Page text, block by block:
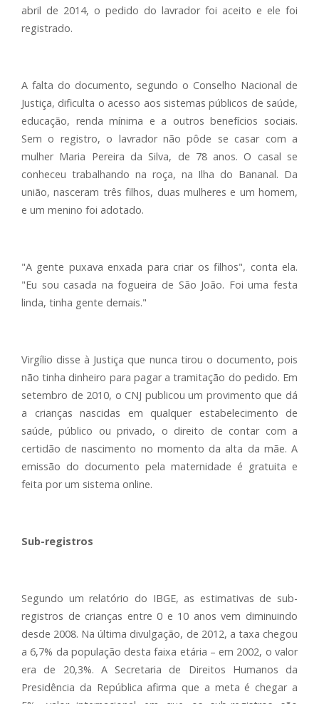
abril de 2014, o pedido do lavrador foi aceito e ele foi
registrado.
A falta do documento, segundo o Conselho Nacional de
Justiça, dificulta o acesso aos sistemas públicos de saúde,
educação, renda mínima e a outros benefícios sociais.
Sem o registro, o lavrador não pôde se casar com a
mulher Maria Pereira da Silva, de 78 anos. O casal se
conheceu trabalhando na roça, na Ilha do Bananal. Da
união, nasceram três filhos, duas mulheres e um homem,
e um menino foi adotado.
"A gente puxava enxada para criar os filhos", conta ela.
"Eu sou casada na fogueira de São João. Foi uma festa
linda, tinha gente demais."
Virgílio disse à Justiça que nunca tirou o documento, pois
não tinha dinheiro para pagar a tramitação do pedido. Em
setembro de 2010, o CNJ publicou um provimento que dá
a crianças nascidas em qualquer estabelecimento de
saúde, público ou privado, o direito de contar com a
certidão de nascimento no momento da alta da mãe. A
emissão do documento pela maternidade é gratuita e
feita por um sistema online.
Sub-registros
Segundo um relatório do IBGE, as estimativas de sub-
registros de crianças entre 0 e 10 anos vem diminuindo
desde 2008. Na última divulgação, de 2012, a taxa chegou
a 6,7% da população desta faixa etária – em 2002, o valor
era de 20,3%. A Secretaria de Direitos Humanos da
Presidência da República afirma que a meta é chegar a